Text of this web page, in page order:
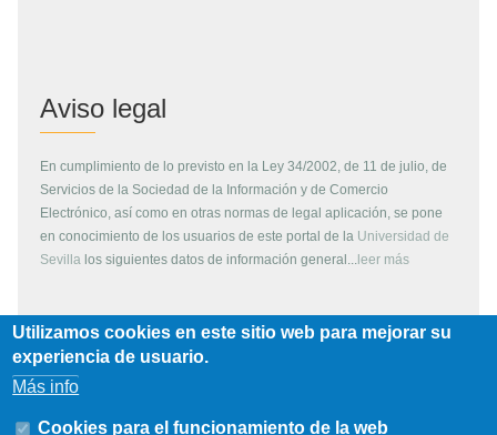
Aviso legal
En cumplimiento de lo previsto en la Ley 34/2002, de 11 de julio, de
Servicios de la Sociedad de la Información y de Comercio
Electrónico, así como en otras normas de legal aplicación, se pone
en conocimiento de los usuarios de este portal de la Universidad de
Sevilla los siguientes datos de información general... leer más
Copyright
Todos los contenidos de este servidor WEB, son propiedad de la
Universidad de Sevilla, si no se indica lo contrario. Pueden ser
Utilizamos cookies en este sitio web para mejorar su
experiencia de usuario.
Más info
Cookies para el funcionamiento de la web